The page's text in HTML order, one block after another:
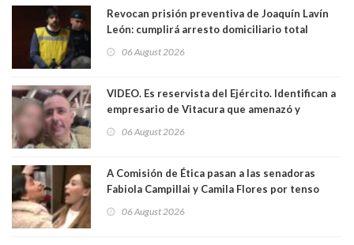
Revocan prisión preventiva de Joaquín Lavín
León: cumplirá arresto domiciliario total
06 August 2026
VIDEO. Es reservista del Ejército. Identifican a
empresario de Vitacura que amenazó y
al "ring raja". Se trata de Andrés Arrieta y la
06 August 2026
A Comisión de Ética pasan a las senadoras
Fabiola Campillai y Camila Flores por tenso
06 August 2026